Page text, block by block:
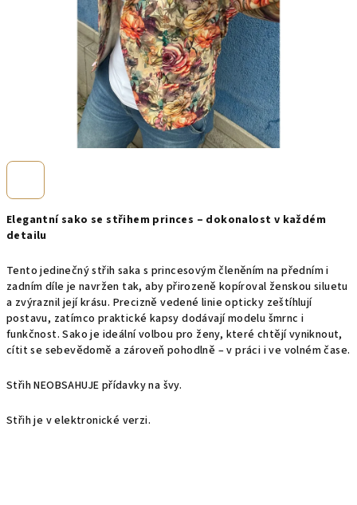
Elegantní sako se střihem princes – dokonalost v každém
detailu
Tento jedinečný střih saka s princesovým členěním na předním i
zadním díle je navržen tak, aby přirozeně kopíroval ženskou siluetu
a zvýraznil její krásu. Precizně vedené linie opticky zeštíhlují
postavu, zatímco praktické kapsy dodávají modelu šmrnc i
funkčnost. Sako je ideální volbou pro ženy, které chtějí vyniknout,
cítit se sebevědomě a zároveň pohodlně – v práci i ve volném čase.
Střih NEOBSAHUJE přídavky na švy.
Střih je v elektronické verzi.